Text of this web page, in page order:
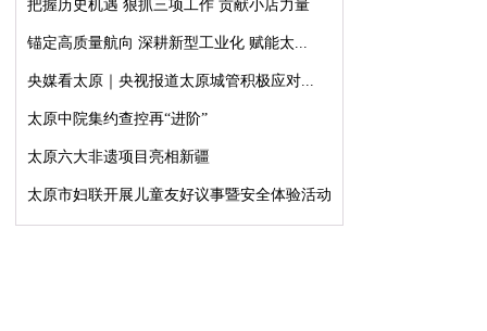
把握历史机遇 狠抓三项工作 贡献小店力量
锚定高质量航向 深耕新型工业化 赋能太...
央媒看太原｜央视报道太原城管积极应对...
太原中院集约查控再“进阶”
太原六大非遗项目亮相新疆
太原市妇联开展儿童友好议事暨安全体验活动